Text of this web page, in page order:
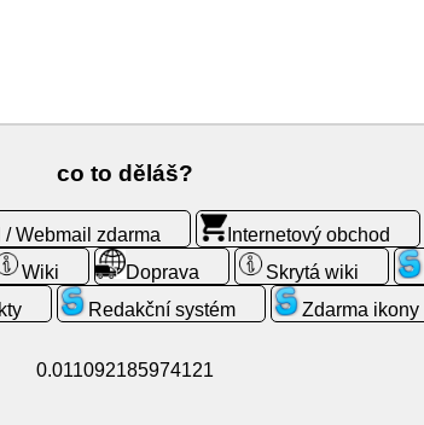
co to děláš?
/ Webmail zdarma Internetový obchod
Wiki Doprava Skrytá wiki
Redakční systém Zdarma ikony
0.011092185974121